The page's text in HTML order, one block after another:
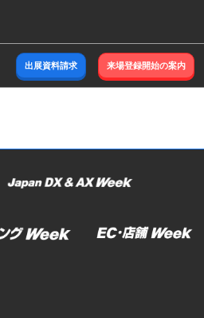
出展資料請求 来場登録開始の案内